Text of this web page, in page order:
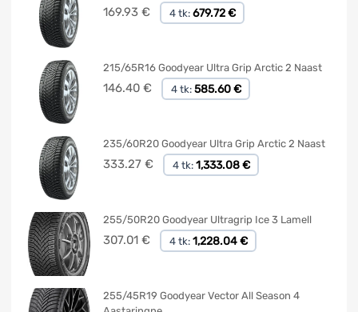
169.93 € 4 tk: 679.72 €
215/65R16 Goodyear Ultra Grip Arctic 2 Naast
146.40 € 4 tk: 585.60 €
235/60R20 Goodyear Ultra Grip Arctic 2 Naast
333.27 € 4 tk: 1,333.08 €
255/50R20 Goodyear Ultragrip Ice 3 Lamell
307.01 € 4 tk: 1,228.04 €
255/45R19 Goodyear Vector All Season 4